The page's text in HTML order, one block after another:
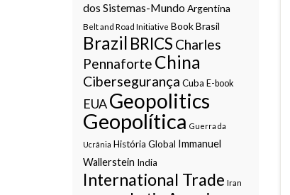
dos Sistemas-Mundo Argentina
Belt and Road Initiative BookBrasil
Brazil BRICS Charles
Pennaforte China
Cibersegurança Cuba E-book
EUAGeopolitics
Geopolítica Guerra da
Ucrânia História Global Immanuel
Wallerstein India
International Trade Iran